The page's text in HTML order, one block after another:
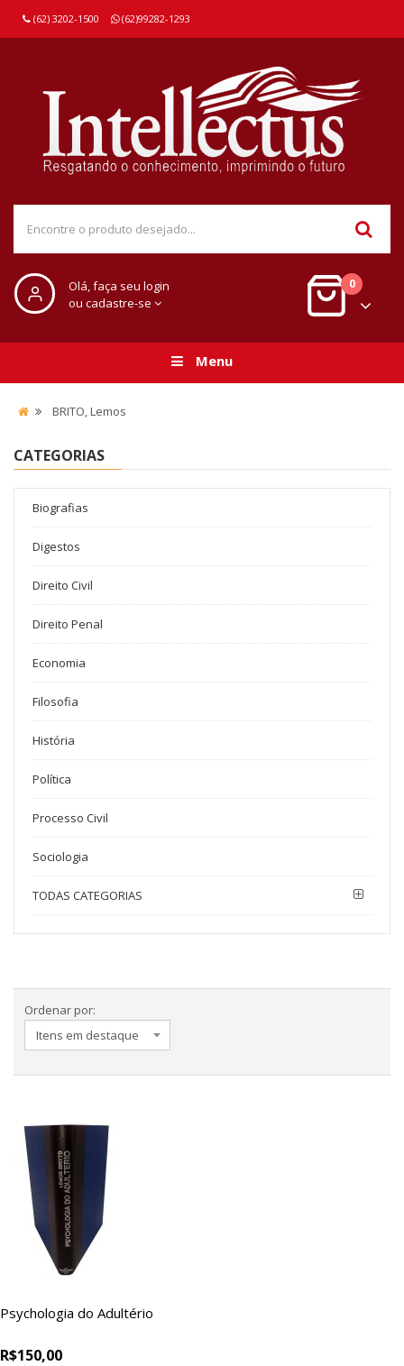
(62) 3202-1500 (62)99282-1293
Olá, faça seu login
ou cadastre-se
0
Menu
BRITO, Lemos
CATEGORIAS
Biografias
Digestos
Direito Civil
Direito Penal
Economia
Filosofia
História
Política
Processo Civil
Sociologia
TODAS CATEGORIAS
Ordenar por:
Psychologia do Adultério
R$150,00